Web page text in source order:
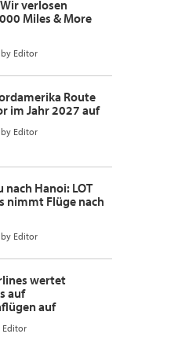
verlosen
Miles & More
by Editor
Route
im Jahr 2027 auf
by Editor
nach Hanoi: LOT
nimmt Flüge nach
by Editor
wertet
auf
auf
Editor